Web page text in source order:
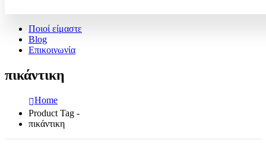
Ποιοί είμαστε
Blog
Επικοινωνία
πικάντικη
Home
Product Tag -
πικάντικη